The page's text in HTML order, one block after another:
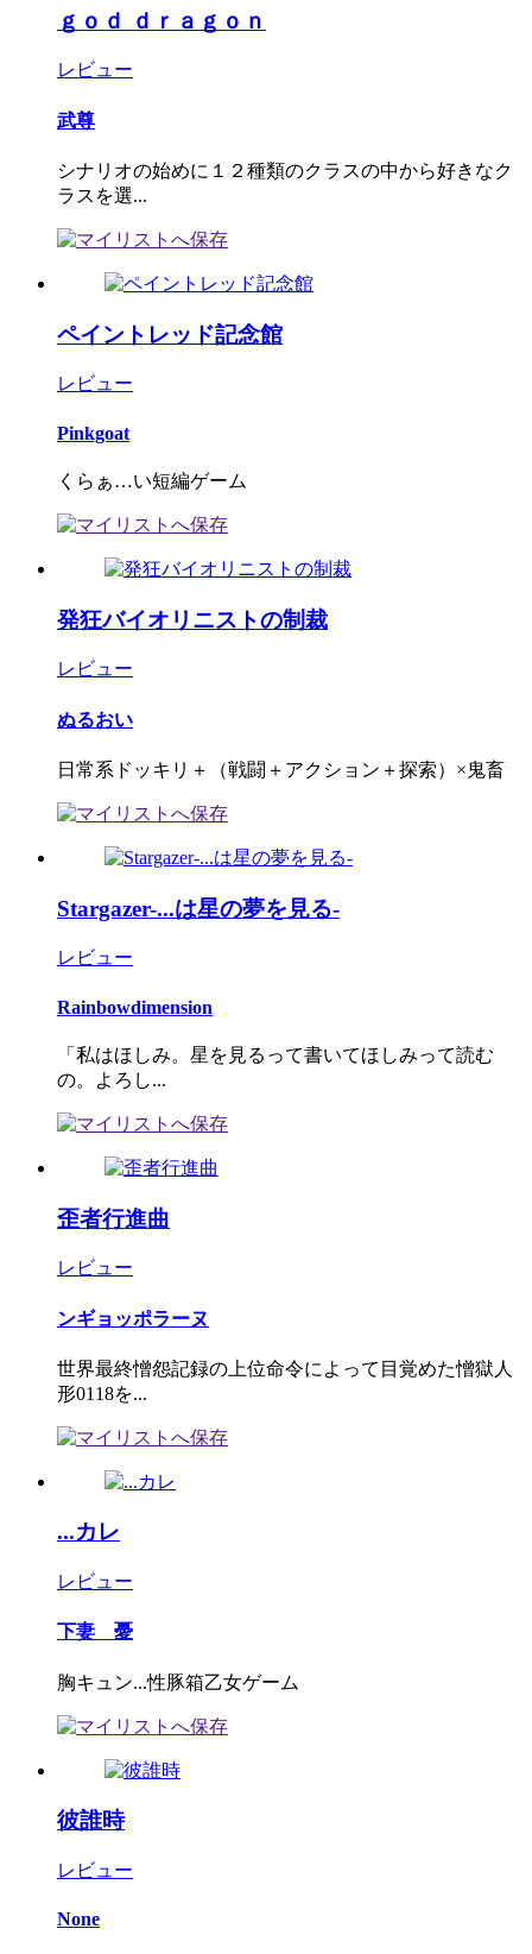
ｇｏｄ ｄｒａｇｏｎ
レビュー
武尊
シナリオの始めに１２種類のクラスの中から好きなク
ラスを選...
ペイントレッド記念館
レビュー
Pinkgoat
くらぁ…い短編ゲーム
発狂バイオリニストの制裁
レビュー
ぬるおい
日常系ドッキリ＋（戦闘＋アクション＋探索）×鬼畜
Stargazer-...は星の夢を見る-
レビュー
Rainbowdimension
「私はほしみ。星を見るって書いてほしみって読む
の。よろし...
歪者行進曲
レビュー
ンギョッポラーヌ
世界最終憎怨記録の上位命令によって目覚めた憎獄人
形0118を...
...カレ
レビュー
下妻 憂
胸キュン...性豚箱乙女ゲーム
彼誰時
レビュー
None